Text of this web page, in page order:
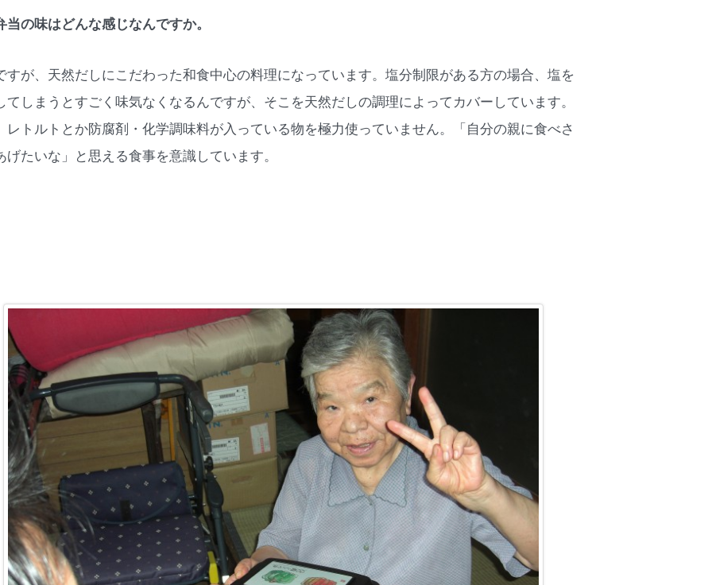
の味はどんな感じなんですか。
すが、天然だしにこだわった和食中心の料理になっています。塩分制限がある方の場合、塩を
てしまうとすごく味気なくなるんですが、そこを天然だしの調理によってカバーしています。
レトルトとか防腐剤・化学調味料が入っている物を極力使っていません。「自分の親に食べさ
げたいな」と思える食事を意識しています。